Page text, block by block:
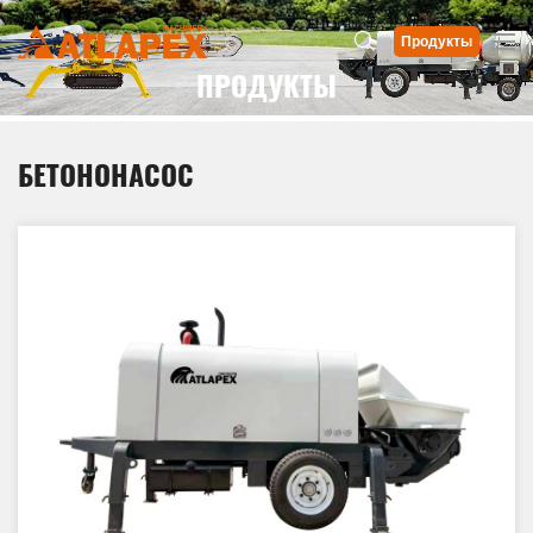
Продукты
ПРОДУКТЫ
БЕТОНОНАСОС